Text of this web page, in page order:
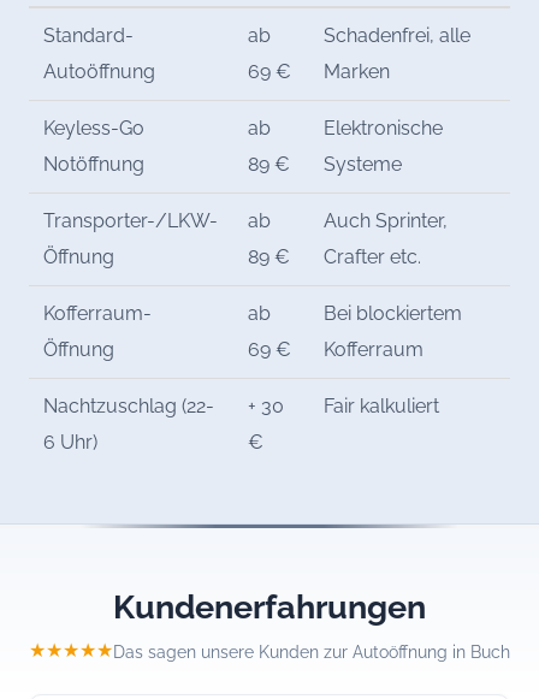
Standard-
Autoöffnung
ab
69 €
Schadenfrei, alle
Marken
Keyless-Go
Notöffnung
ab
89 €
Elektronische
Systeme
Transporter-/LKW-
Öffnung
ab
89 €
Auch Sprinter,
Crafter etc.
Kofferraum-
Öffnung
ab
69 €
Bei blockiertem
Kofferraum
Nachtzuschlag (22-
6 Uhr)
+ 30
€
Fair kalkuliert
Kundenerfahrungen
★★★★★Das sagen unsere Kunden zur Autoöffnung in Buch